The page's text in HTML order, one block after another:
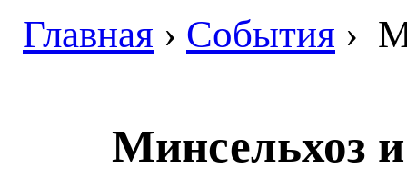
Главная › События ›
Минсельхоз